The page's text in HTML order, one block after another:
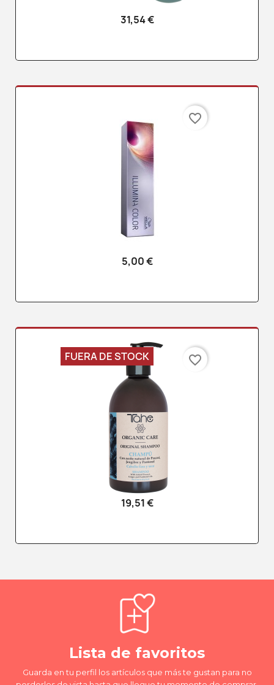
31,54 €
5,00 €
favorite_border
19,51 €
FUERA DE STOCK favorite_border
Lista de favoritos
Guarda en tu perfil los artículos que más te gustan para no